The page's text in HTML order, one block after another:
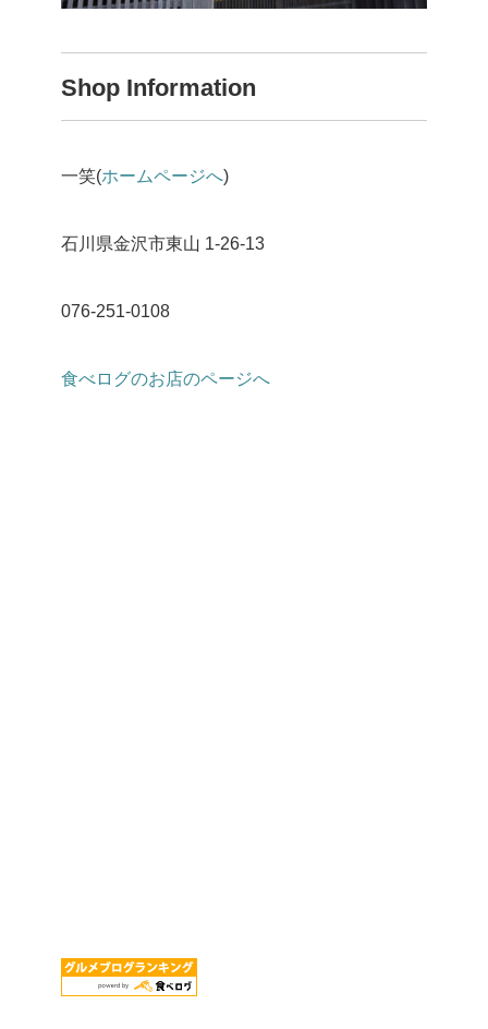
Shop Information
一笑(ホームページへ)
石川県金沢市東山 1-26-13
076-251-0108
食べログのお店のページへ